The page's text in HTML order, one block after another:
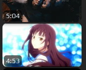
5:04
4:53